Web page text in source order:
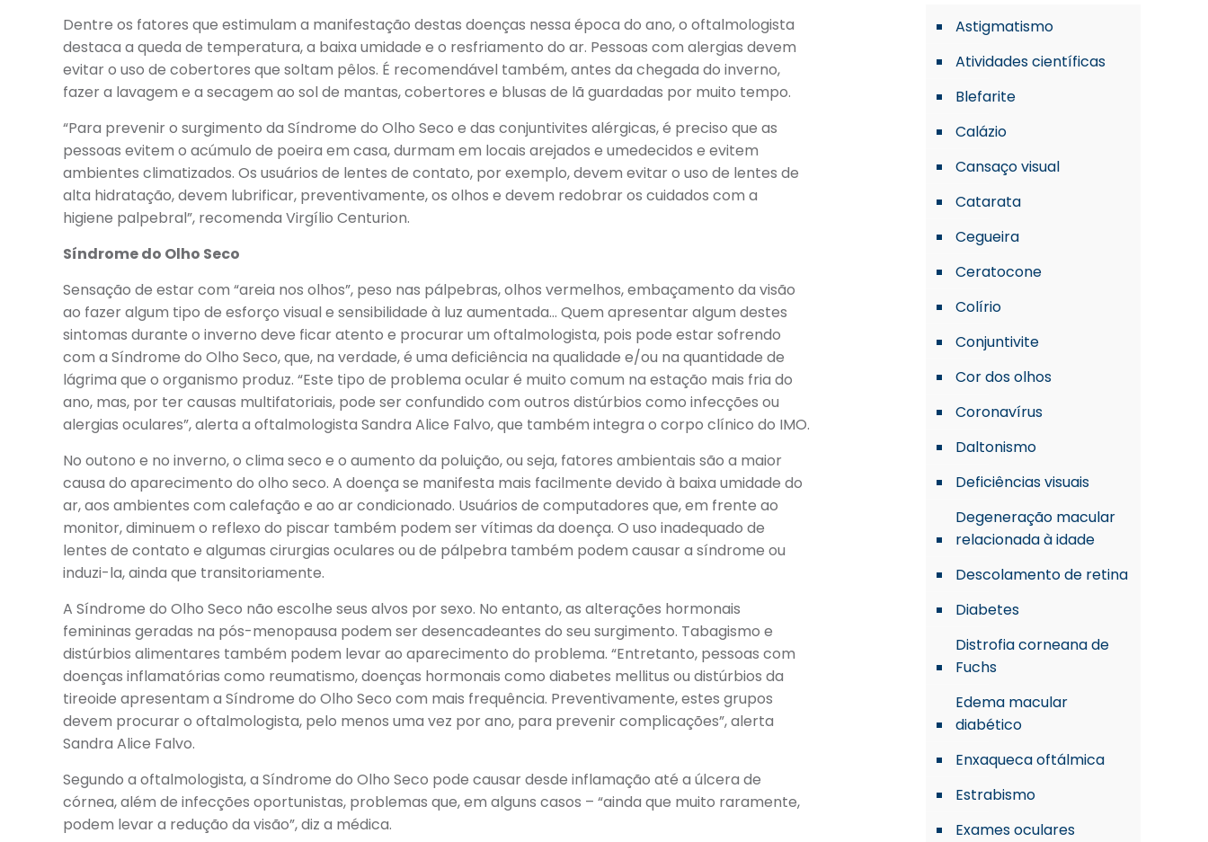
Dentre os fatores que estimulam a manifestação destas doenças nessa época do ano, o oftalmologista
destaca a queda de temperatura, a baixa umidade e o resfriamento do ar. Pessoas com alergias devem
evitar o uso de cobertores que soltam pêlos. É recomendável também, antes da chegada do inverno,
fazer a lavagem e a secagem ao sol de mantas, cobertores e blusas de lã guardadas por muito tempo.
“Para prevenir o surgimento da Síndrome do Olho Seco e das conjuntivites alérgicas, é preciso que as
pessoas evitem o acúmulo de poeira em casa, durmam em locais arejados e umedecidos e evitem
ambientes climatizados. Os usuários de lentes de contato, por exemplo, devem evitar o uso de lentes de
alta hidratação, devem lubrificar, preventivamente, os olhos e devem redobrar os cuidados com a
higiene palpebral”, recomenda Virgílio Centurion.
Síndrome do Olho Seco
Sensação de estar com “areia nos olhos”, peso nas pálpebras, olhos vermelhos, embaçamento da visão
ao fazer algum tipo de esforço visual e sensibilidade à luz aumentada… Quem apresentar algum destes
sintomas durante o inverno deve ficar atento e procurar um oftalmologista, pois pode estar sofrendo
com a Síndrome do Olho Seco, que, na verdade, é uma deficiência na qualidade e/ou na quantidade de
lágrima que o organismo produz. “Este tipo de problema ocular é muito comum na estação mais fria do
ano, mas, por ter causas multifatoriais, pode ser confundido com outros distúrbios como infecções ou
alergias oculares”, alerta a oftalmologista Sandra Alice Falvo, que também integra o corpo clínico do IMO.
No outono e no inverno, o clima seco e o aumento da poluição, ou seja, fatores ambientais são a maior
causa do aparecimento do olho seco. A doença se manifesta mais facilmente devido à baixa umidade do
ar, aos ambientes com calefação e ao ar condicionado. Usuários de computadores que, em frente ao
monitor, diminuem o reflexo do piscar também podem ser vítimas da doença. O uso inadequado de
lentes de contato e algumas cirurgias oculares ou de pálpebra também podem causar a síndrome ou
induzi-la, ainda que transitoriamente.
A Síndrome do Olho Seco não escolhe seus alvos por sexo. No entanto, as alterações hormonais
femininas geradas na pós-menopausa podem ser desencadeantes do seu surgimento. Tabagismo e
distúrbios alimentares também podem levar ao aparecimento do problema. “Entretanto, pessoas com
doenças inflamatórias como reumatismo, doenças hormonais como diabetes mellitus ou distúrbios da
tireoide apresentam a Síndrome do Olho Seco com mais frequência. Preventivamente, estes grupos
devem procurar o oftalmologista, pelo menos uma vez por ano, para prevenir complicações”, alerta
Sandra Alice Falvo.
Segundo a oftalmologista, a Síndrome do Olho Seco pode causar desde inflamação até a úlcera de
córnea, além de infecções oportunistas, problemas que, em alguns casos – “ainda que muito raramente,
podem levar a redução da visão”, diz a médica.
Astigmatismo
Atividades científicas
Blefarite
Calázio
Cansaço visual
Catarata
Cegueira
Ceratocone
Colírio
Conjuntivite
Cor dos olhos
Coronavírus
Daltonismo
Deficiências visuais
Degeneração macular
relacionada à idade
Descolamento de retina
Diabetes
Distrofia corneana de
Fuchs
Edema macular
diabético
Enxaqueca oftálmica
Estrabismo
Exames oculares